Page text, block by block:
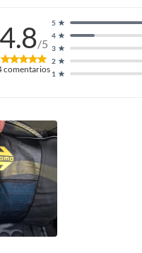
4.8/5
comentarios 1
2
3
4
5